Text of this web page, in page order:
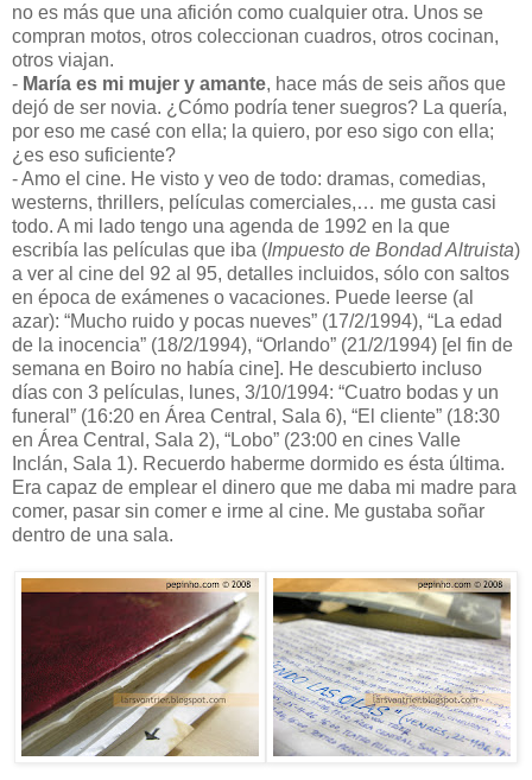
no es más que una afición como cualquier otra. Unos se
compran motos, otros coleccionan cuadros, otros cocinan,
otros viajan.
- María es mi mujer y amante, hace más de seis años que
dejó de ser novia. ¿Cómo podría tener suegros? La quería,
por eso me casé con ella; la quiero, por eso sigo con ella;
¿es eso suficiente?
- Amo el cine. He visto y veo de todo: dramas, comedias,
westerns, thrillers, películas comerciales,… me gusta casi
todo. A mi lado tengo una agenda de 1992 en la que
escribía las películas que iba (Impuesto de Bondad Altruista)
a ver al cine del 92 al 95, detalles incluidos, sólo con saltos
en época de exámenes o vacaciones. Puede leerse (al
azar): “Mucho ruido y pocas nueves” (17/2/1994), “La edad
de la inocencia” (18/2/1994), “Orlando” (21/2/1994) [el fin de
semana en Boiro no había cine]. He descubierto incluso
días con 3 películas, lunes, 3/10/1994: “Cuatro bodas y un
funeral” (16:20 en Área Central, Sala 6), “El cliente” (18:30
en Área Central, Sala 2), “Lobo” (23:00 en cines Valle
Inclán, Sala 1). Recuerdo haberme dormido es ésta última.
Era capaz de emplear el dinero que me daba mi madre para
comer, pasar sin comer e irme al cine. Me gustaba soñar
dentro de una sala.